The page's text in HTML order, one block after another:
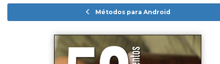
Métodos para Android